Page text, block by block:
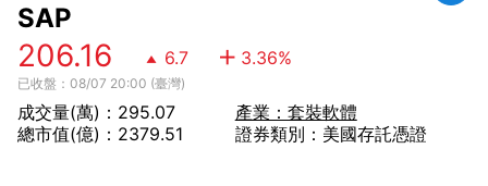
SAP
206.16 6.7 3.36%
已收盤：08/07 20:00 (臺灣)
成交量(萬)：295.07
總市值(億)：2379.51
產業：套裝軟體
證券類別：美國存託憑證